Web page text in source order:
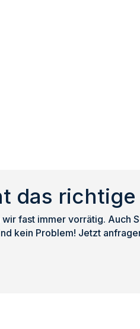
das richtige
fast immer vorrätig. Auch
kein Problem! Jetzt